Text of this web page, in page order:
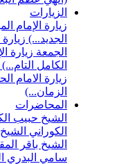
الزيارات
زيارة الإمام
الجديد...)
الجمعة زيارة
الكامل التام...)
زيارة الامام
الزمان...)
المحاضرات
الشيخ حبيب
الكوراني
الشيخ باقر
سامي البدري